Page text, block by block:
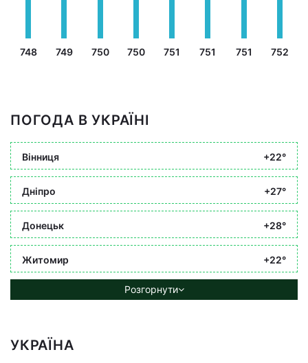
748 749 750 750 751 751 751 752
ПОГОДА В УКРАЇНІ
Вінниця +22°
Дніпро +27°
Донецьк +28°
Житомир +22°
Розгорнути
УКРАЇНА